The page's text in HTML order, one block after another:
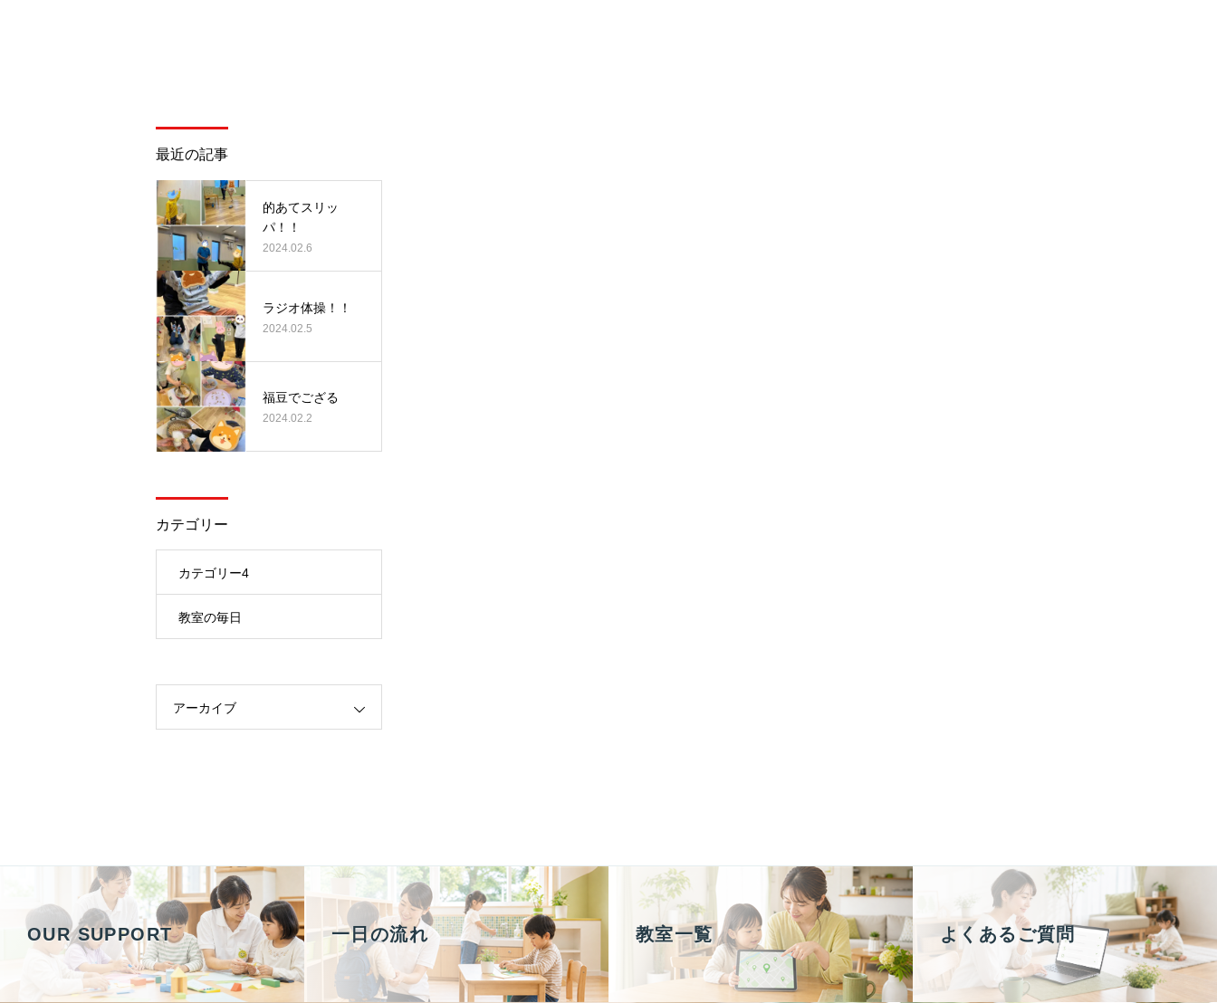
最近の記事
的あてスリッ
パ！！
2024.02.6
ラジオ体操！！
2024.02.5
福豆でござる
2024.02.2
カテゴリー
カテゴリー4
教室の毎日
アーカイブ
OUR SUPPORT 一日の流れ 教室一覧 よくあるご質問